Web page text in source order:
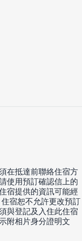
在抵達前聯絡住宿方
使用預訂確認信上的
宿提供的資訊可能經
宿恕不允許更改預訂
與登記及入住此住宿
附相片身分證明文